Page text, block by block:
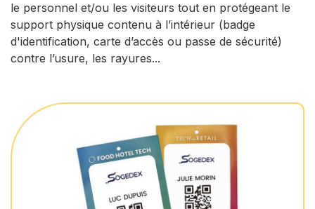
le personnel et/ou les visiteurs tout en protégeant le
support physique contenu à l’intérieur (badge
d'identification, carte d’accès ou passe de sécurité)
contre l’usure, les rayures...